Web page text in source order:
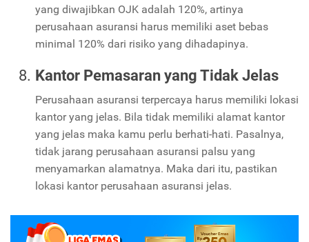
yang diwajibkan OJK adalah 120%, artinya
perusahaan asuransi harus memiliki aset bebas
minimal 120% dari risiko yang dihadapinya.
Kantor Pemasaran yang Tidak Jelas
Perusahaan asuransi terpercaya harus memiliki lokasi
kantor yang jelas. Bila tidak memiliki alamat kantor
yang jelas maka kamu perlu berhati-hati. Pasalnya,
tidak jarang perusahaan asuransi palsu yang
menyamarkan alamatnya. Maka dari itu, pastikan
lokasi kantor perusahaan asuransi jelas.